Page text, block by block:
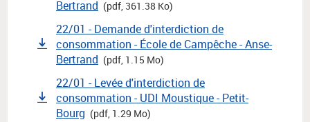
Bertrand (pdf, 361.38 Ko)
22/01 - Demande d'interdiction de
consommation - École de Campêche - Anse-
Bertrand (pdf, 1.15 Mo)
22/01 - Levée d'interdiction de
consommation - UDI Moustique - Petit-
Bourg (pdf, 1.29 Mo)